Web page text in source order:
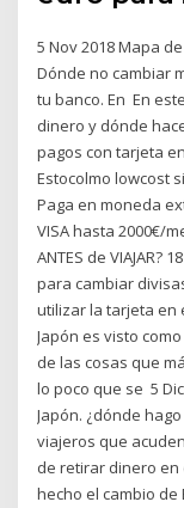
5 Nov 2018 Mapa
Dónde no cambiar
tu banco. En En
dinero y dónde
pagos con tarjeta
Estocolmo lowcost
Paga en moneda
VISA hasta 2000€/
ANTES de VIAJAR?
para cambiar
utilizar la tarjeta en
Japón es visto
de las cosas que
lo poco que se 5
Japón. ¿dónde
viajeros que
de retirar dinero en
hecho el cambio de